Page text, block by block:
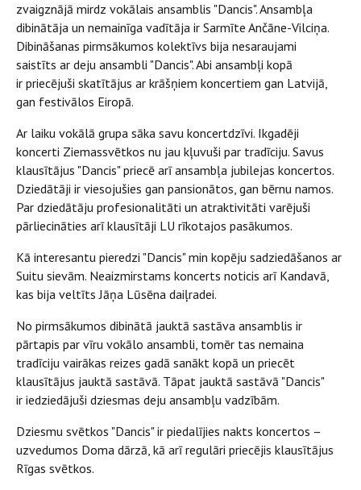
zvaigznājā mirdz vokālais ansamblis "Dancis". Ansambļa
dibinātāja un nemainīga vadītāja ir Sarmīte Ančāne-Vilciņa.
Dibināšanas pirmsākumos kolektīvs bija nesaraujami
saistīts ar deju ansambli "Dancis". Abi ansambļi kopā
ir priecējuši skatītājus ar krāšņiem koncertiem gan Latvijā,
gan festivālos Eiropā.
Ar laiku vokālā grupa sāka savu koncertdzīvi. Ikgadēji
koncerti Ziemassvētkos nu jau kļuvuši par tradīciju. Savus
klausītājus "Dancis" priecē arī ansambļa jubilejas koncertos.
Dziedātāji ir viesojušies gan pansionātos, gan bērnu namos.
Par dziedātāju profesionalitāti un atraktivitāti varējuši
pārliecināties arī klausītāji LU rīkotajos pasākumos.
Kā interesantu pieredzi "Dancis" min kopēju sadziedāšanos ar
Suitu sievām. Neaizmirstams koncerts noticis arī Kandavā,
kas bija veltīts Jāņa Lūsēna daiļradei.
No pirmsākumos dibinātā jauktā sastāva ansamblis ir
pārtapis par vīru vokālo ansambli, tomēr tas nemaina
tradīciju vairākas reizes gadā sanākt kopā un priecēt
klausītājus jauktā sastāvā. Tāpat jauktā sastāvā "Dancis"
ir iedziedājuši dziesmas deju ansambļu vadzībām.
Dziesmu svētkos "Dancis" ir piedalījies nakts koncertos –
uzvedumos Doma dārzā, kā arī regulāri priecējis klausītājus
Rīgas svētkos.